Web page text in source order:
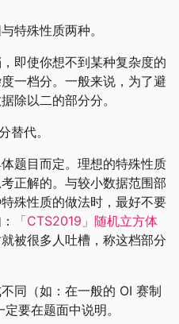
特殊性质两种。
即使你想不到某种复杂度的
一档分。一般来说，为了避
除以二的部分分。
替代。
题目而定。理想的特殊性质
正解的。与较小数据范围部
殊性质的做法时，最好不要
「CTS2019」随机立方体
被很多人吐槽，称这档部分
同（如：在一般的 OI 赛制
要在题面中说明。